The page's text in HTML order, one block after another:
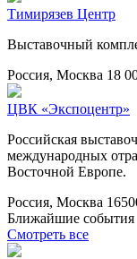
Тимирязев Центр
Выставочный
Россия, Москва 18
ЦВК «Экспоцентр»
Российская
международных
Восточной Европе.
Россия, Москва
Ближайшие события
Смотреть все